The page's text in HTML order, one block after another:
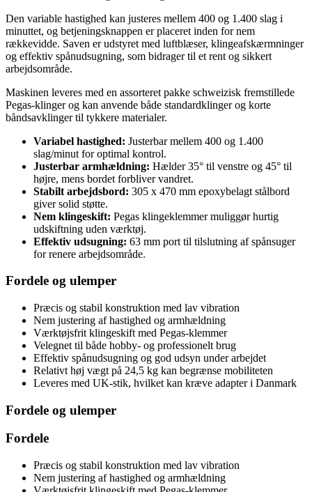
Den variable hastighed kan justeres mellem 400 og 1.400 slag i
minuttet, og betjeningsknappen er placeret inden for nem
rækkevidde. Saven er udstyret med luftblæser, klingeafskærmninger
og effektiv spånudsugning, som bidrager til et rent og sikkert
arbejdsområde.
Maskinen leveres med en assorteret pakke schweizisk fremstillede
Pegas-klinger og kan anvende både standardklinger og korte
båndsavklinger til tykkere materialer.
Variabel hastighed: Justerbar mellem 400 og 1.400
slag/minut for optimal kontrol.
Justerbar armhældning: Hælder 35° til venstre og 45° til
højre, mens bordet forbliver vandret.
Stabilt arbejdsbord: 305 x 470 mm epoxybelagt stålbord
giver solid støtte.
Nem klingeskift: Pegas klingeklemmer muliggør hurtig
udskiftning uden værktøj.
Effektiv udsugning: 63 mm port til tilslutning af spånsuger
for renere arbejdsområde.
Fordele og ulemper
Præcis og stabil konstruktion med lav vibration
Nem justering af hastighed og armhældning
Værktøjsfrit klingeskift med Pegas-klemmer
Velegnet til både hobby- og professionelt brug
Effektiv spånudsugning og god udsyn under arbejdet
Relativt høj vægt på 24,5 kg kan begrænse mobiliteten
Leveres med UK-stik, hvilket kan kræve adapter i Danmark
Fordele og ulemper
Fordele
Præcis og stabil konstruktion med lav vibration
Nem justering af hastighed og armhældning